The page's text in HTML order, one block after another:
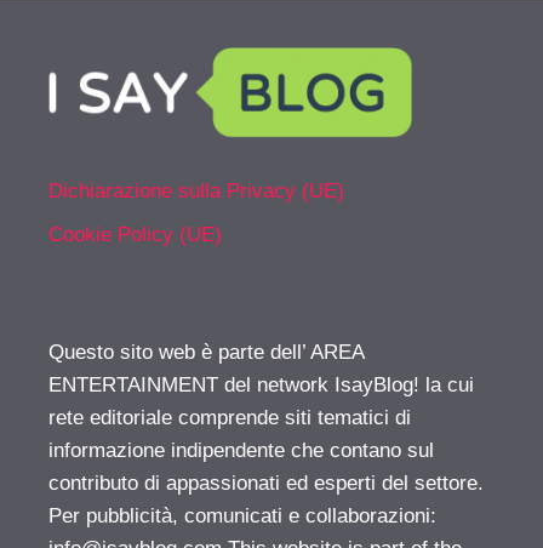
Dichiarazione sulla Privacy (UE)
Cookie Policy (UE)
Questo sito web è parte dell’ AREA
ENTERTAINMENT del network IsayBlog! la cui
rete editoriale comprende siti tematici di
informazione indipendente che contano sul
contributo di appassionati ed esperti del settore.
Per pubblicità, comunicati e collaborazioni: